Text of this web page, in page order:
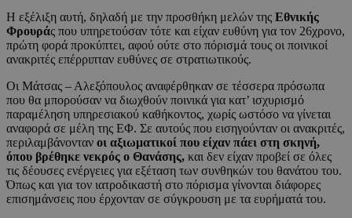
Η εξέλιξη αυτή, δηλαδή με την προσθήκη μελών της Εθνικής
Φρουράς που υπηρετούσαν τότε και είχαν ευθύνη για τον 26χρονο,
πρώτη φορά προκύπτει, αφού ούτε στο πόρισμά τους οι ποινικοί
ανακριτές επέρριπταν ευθύνες σε στρατιωτικούς.
Οι Μάτσας – Αλεξόπουλος αναφέρθηκαν σε τέσσερα πρόσωπα
που θα μπορούσαν να διωχθούν ποινικά για κατ’ ισχυρισμό
παραμέληση υπηρεσιακού καθήκοντος, χωρίς ωστόσο να γίνεται
αναφορά σε μέλη της ΕΦ. Σε αυτούς που εισηγούνταν οι ανακριτές,
περιλαμβάνονταν οι αξιωματικοί που είχαν πάει στη σκηνή,
όπου βρέθηκε νεκρός ο Θανάσης, και δεν είχαν προβεί σε όλες
τις δέουσες ενέργειες για εξέταση των συνθηκών του θανάτου του.
Όπως και για τον ιατροδικαστή στο πόρισμα γίνονται διάφορες
επισημάνσεις που έρχονταν σε σύγκρουση με τα ευρήματά του.